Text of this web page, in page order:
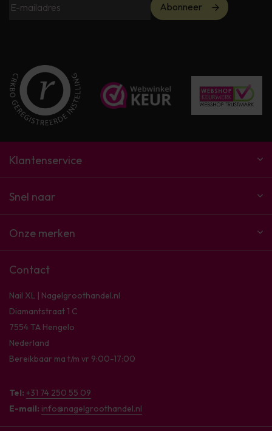
Abonneer
Klantenservice
Snel naar
Onze merken
Contact
Nail XL | Nagelgroothandel.nl
Diamantstraat 1 C
7554 TA Hengelo
Nederland
Bereikbaar ma t/m vr 9:00-17:00
Tel: +31 74 250 55 09
E-mail: info@nagelgroothandel.nl